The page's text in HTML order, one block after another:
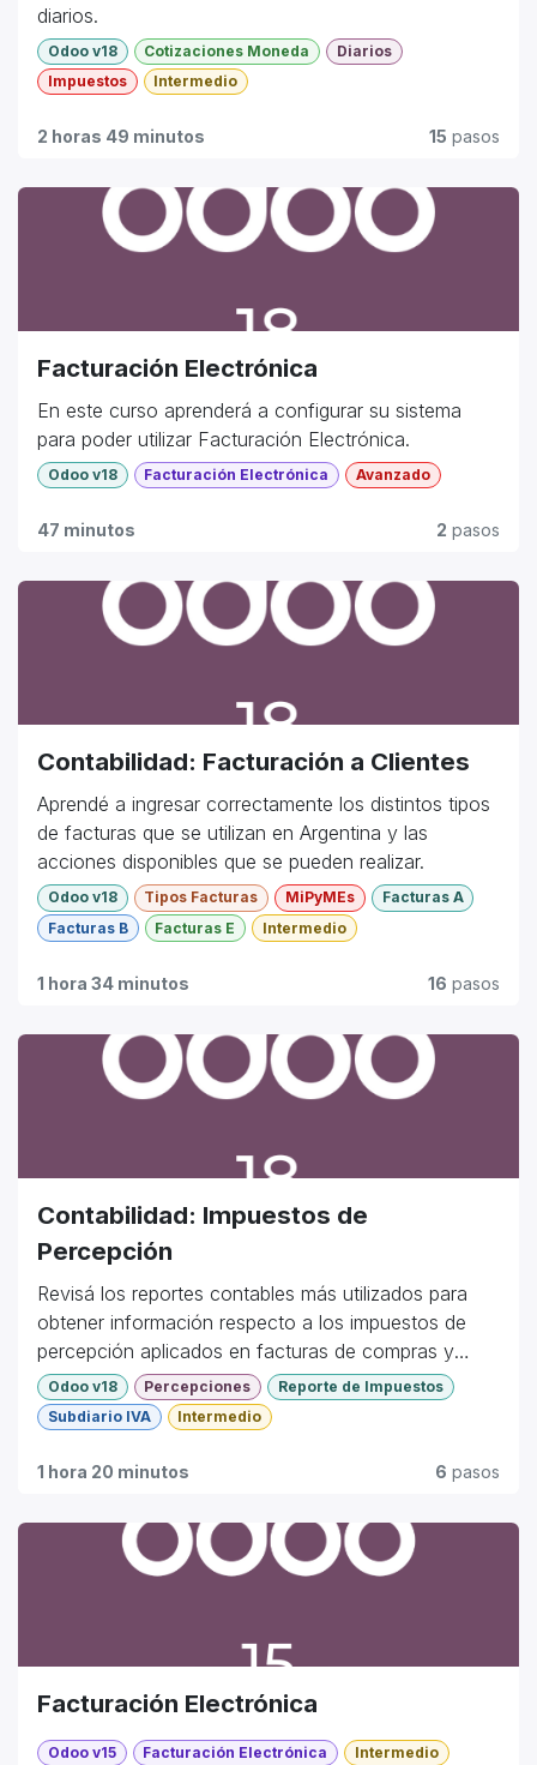
diarios.
Odoo v18 Cotizaciones Moneda
Diarios
Impuestos
Intermedio
2 horas 49 minutos 15 pasos
Facturación Electrónica
En este curso aprenderá a configurar su sistema
para poder utilizar Facturación Electrónica.
Odoo v18 Facturación Electrónica Avanzado
47 minutos 2 pasos
Contabilidad: Facturación a Clientes
Aprendé a ingresar correctamente los distintos tipos
de facturas que se utilizan en Argentina y las
acciones disponibles que se pueden realizar.
Odoo v18 Tipos Facturas MiPyMEs
Facturas A
Facturas B
Facturas E Intermedio
1 hora 34 minutos 16 pasos
Contabilidad: Impuestos de
Percepción
Revisá los reportes contables más utilizados para
obtener información respecto a los impuestos de
percepción aplicados en facturas de compras y
ventas.
Odoo v18 Percepciones
Reporte de Impuestos
Subdiario IVA
Intermedio
1 hora 20 minutos 6 pasos
Facturación Electrónica
Odoo v15 Facturación Electrónica Intermedio